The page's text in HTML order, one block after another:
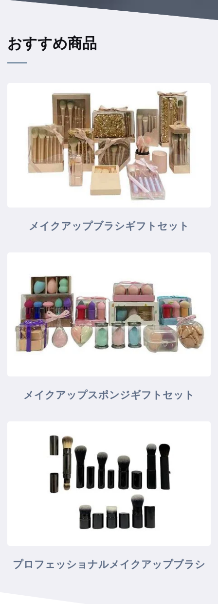
おすすめ商品
メイクアップブラシギフトセット
メイクアップスポンジギフトセット
プロフェッショナルメイクアップブラシ